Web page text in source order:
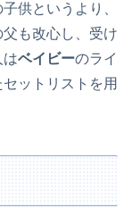
供というより、
父も改心し、受け
はベイビーのライ
ットリストを用